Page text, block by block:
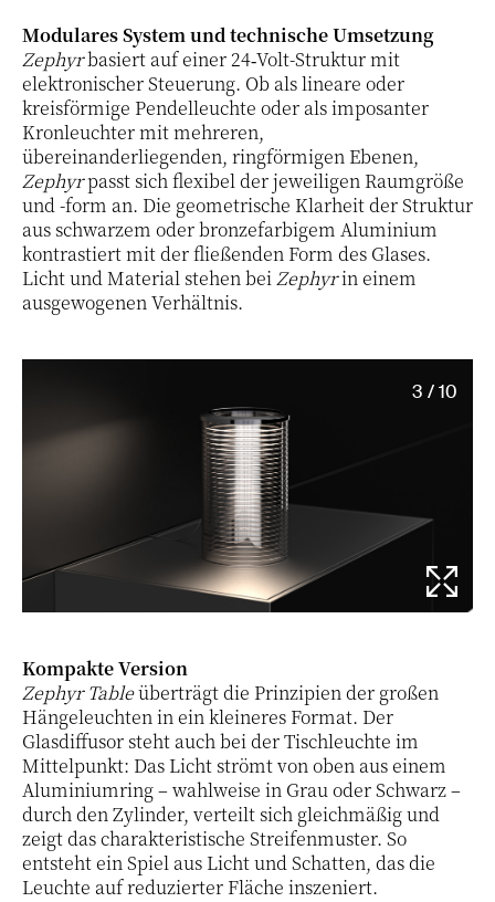
Modulares System und technische Umsetzung
Zephyrbasiert auf einer 24‑Volt-Struktur mit
elektronischer Steuerung. Ob als lineare oder
kreisförmige Pendelleuchte oder als imposanter
Kronleuchter mit mehreren,
übereinanderliegenden, ringförmigen Ebenen,
Zephyrpasst sich flexibel der jeweiligen Raumgröße
und -form an. Die geometrische Klarheit der Struktur
aus schwarzem oder bronzefarbigem Aluminium
kontrastiert mit der fließenden Form des Glases.
Licht und Material stehen beiZephyrin einem
ausgewogenen Verhältnis.
3 / 10
Kompakte Version
Zephyr Tableüberträgt die Prinzipien der großen
Hängeleuchten in ein kleineres Format. Der
Glasdiffusor steht auch bei der Tischleuchte im
Mittelpunkt: Das Licht strömt von oben aus einem
Aluminiumring – wahlweise in Grau oder Schwarz –
durch den Zylinder, verteilt sich gleichmäßig und
zeigt das charakteristische Streifenmuster. So
entsteht ein Spiel aus Licht und Schatten, das die
Leuchte auf reduzierter Fläche inszeniert.